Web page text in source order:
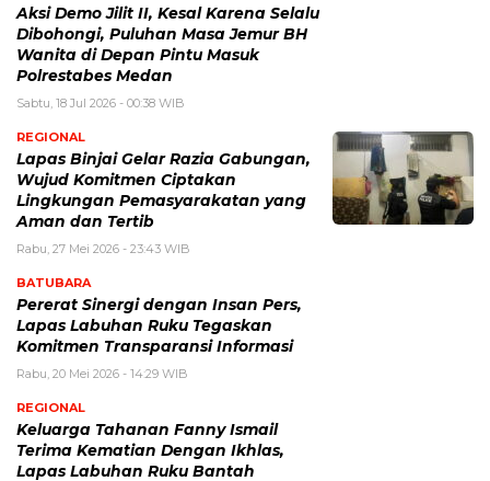
Aksi Demo Jilit II, Kesal Karena Selalu
Dibohongi, Puluhan Masa Jemur BH
Wanita di Depan Pintu Masuk
Polrestabes Medan
Sabtu, 18 Jul 2026 - 00:38 WIB
REGIONAL
Lapas Binjai Gelar Razia Gabungan,
Wujud Komitmen Ciptakan
Lingkungan Pemasyarakatan yang
Aman dan Tertib
Rabu, 27 Mei 2026 - 23:43 WIB
BATUBARA
Pererat Sinergi dengan Insan Pers,
Lapas Labuhan Ruku Tegaskan
Komitmen Transparansi Informasi
Rabu, 20 Mei 2026 - 14:29 WIB
REGIONAL
Keluarga Tahanan Fanny Ismail
Terima Kematian Dengan Ikhlas,
Lapas Labuhan Ruku Bantah